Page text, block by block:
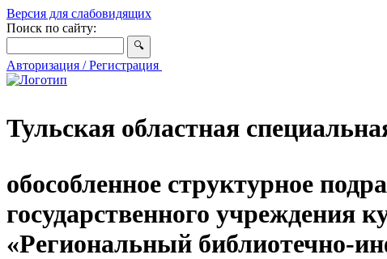
Версия для слабовидящих
Поиск по сайту:
Авторизация / Регистрация
Тульская областная
обособленное структурное
государственного учреждения
«Региональный